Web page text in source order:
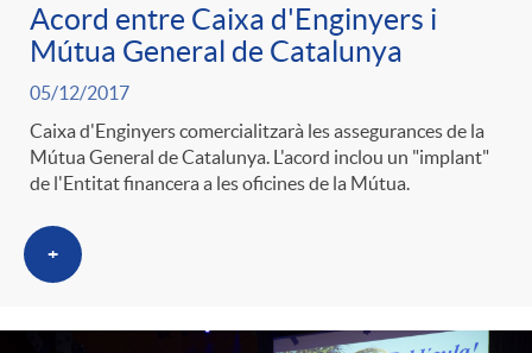
Acord entre Caixa d'Enginyers i
Mútua General de Catalunya
05/12/2017
Caixa d'Enginyers comercialitzarà les assegurances de la
Mútua General de Catalunya. L'acord inclou un "implant"
de l'Entitat financera a les oficines de la Mútua.
+